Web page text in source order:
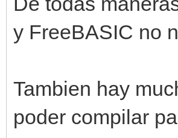
y FreeBASIC no
Tambien hay
poder compilar